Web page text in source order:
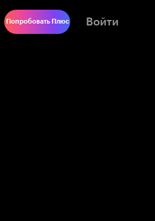
Попробовать Плюс Войти